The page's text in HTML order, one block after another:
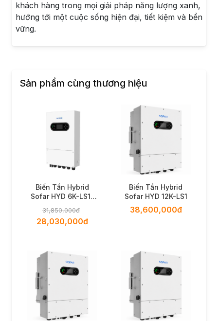
khách hàng trong mọi giải pháp năng lượng xanh,
hướng tới một cuộc sống hiện đại, tiết kiệm và bền
vững.
Sản phẩm cùng thương hiệu
Biến Tần Hybrid
Sofar HYD 6K-LS1-
31,850,000đ
28,030,000đ
Biến Tần Hybrid
Sofar HYD 12K-LS1
38,600,000đ